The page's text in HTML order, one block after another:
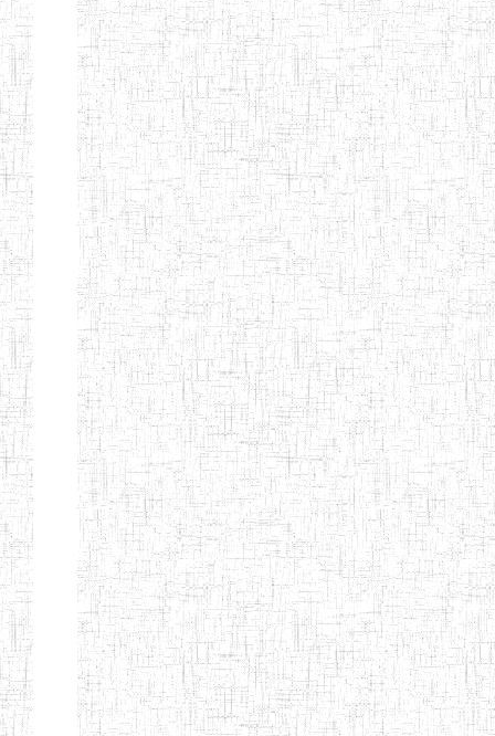
Afficher Page 4 sur 13 Total: 307
Début Préc. 1 2 3 4 5
6
Suivant
Fin
LE NORMALIEN
CITOYEN
ENIEG BILINGUE
CLAIRE
FONTAINE
03/10/2012 ENIEG
Etablissements
d'enseignement
secondaire
technique
et
professionnel